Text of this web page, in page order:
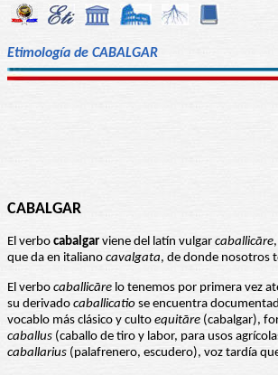
Etimología de CABALGAR
CABALGAR
El verbo cabalgar viene del latín vulgar caballicāre
que da en italiano cavalgata, de donde nosotros
El verbo caballicāre lo tenemos por primera vez
su derivado caballicatio se encuentra
vocablo más clásico y culto equitāre (cabalgar),
caballus (caballo de tiro y labor, para usos
caballarius (palafrenero, escudero), voz tardía